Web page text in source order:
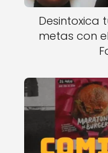
Desintoxica
metas con